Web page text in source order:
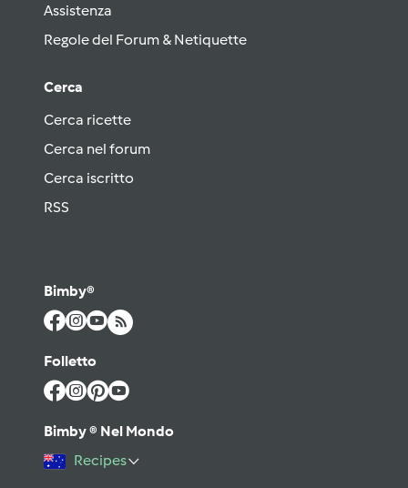
Assistenza
Regole del Forum & Netiquette
Cerca
Cerca ricette
Cerca nel forum
Cerca iscritto
RSS
Bimby®
Folletto
Bimby ® Nel Mondo
Recipes